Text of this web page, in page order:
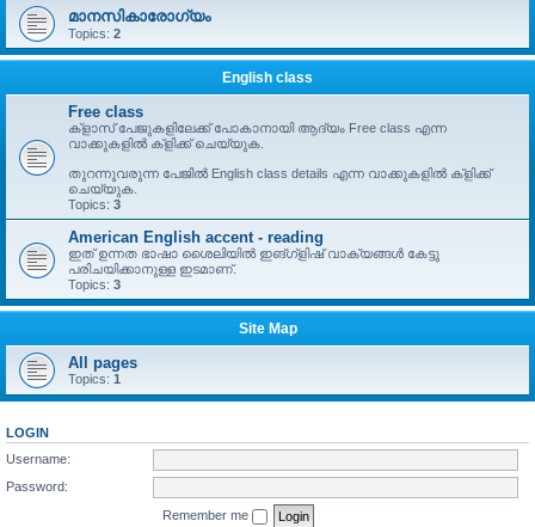
മാനസികാരോഗ്യം
Topics: 2
English class
Free class
ക്ളാസ് പേജുകളിലേക്ക് പോകാനായി ആദ്യം Free class എന്ന
വാക്കുകളിൽ ക്ളിക്ക് ചെയ്യുക.
തുറന്നുവരുന്ന പേജിൽ English class details എന്ന വാക്കുകളിൽ ക്ളിക്ക്
ചെയ്യുക.
Topics: 3
American English accent - reading
ഇത് ഉന്നത ഭാഷാ ശൈലിയിൽ ഇങ്ഗ്ളിഷ് വാക്യങ്ങൾ കേട്ടു
പരിചയിക്കാനുള്ള ഇടമാണ്.
Topics: 3
Site Map
All pages
Topics: 1
LOGIN
Username:
Password:
Remember me